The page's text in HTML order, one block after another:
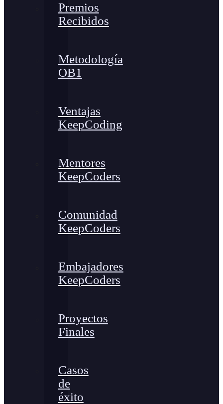
Premios
Recibidos
Metodología
OB1
Ventajas
KeepCoding
Mentores
KeepCoders
Comunidad
KeepCoders
Embajadores
KeepCoders
Proyectos
Finales
Casos
de
éxito